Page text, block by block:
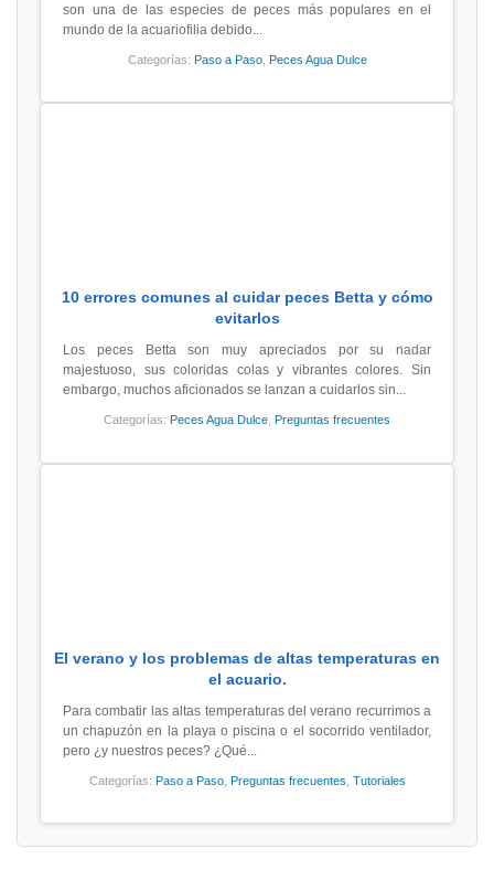
son una de las especies de peces más populares en el
mundo de la acuariofilia debido...
Categorías: Paso a Paso, Peces Agua Dulce
10 errores comunes al cuidar peces Betta y cómo
evitarlos
Los peces Betta son muy apreciados por su nadar
majestuoso, sus coloridas colas y vibrantes colores. Sin
embargo, muchos aficionados se lanzan a cuidarlos sin...
Categorías: Peces Agua Dulce Preguntas frecuentes
El verano y los problemas de altas temperaturas en
el acuario.
Para combatir las altas temperaturas del verano recurrimos a
un chapuzón en la playa o piscina o el socorrido ventilador,
pero ¿y nuestros peces? ¿Qué...
Categorías: Paso a Paso, Preguntas frecuentes Tutoriales